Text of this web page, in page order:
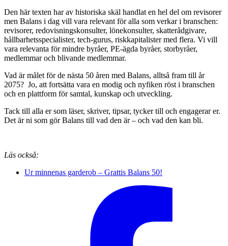
Den här texten har av historiska skäl handlat en hel del om revisorer
men Balans i dag vill vara relevant för alla som verkar i branschen:
revisorer, redovisningskonsulter, lönekonsulter, skatterådgivare,
hållbarhetsspecialister, tech-gurus, riskkapitalister med flera. Vi vill
vara relevanta för mindre byråer, PE-ägda byråer, storbyråer,
medlemmar och blivande medlemmar.
Vad är målet för de nästa 50 åren med Balans, alltså fram till år
2075? Jo, att fortsätta vara en modig och nyfiken röst i branschen
och en plattform för samtal, kunskap och utveckling.
Tack till alla er som läser, skriver, tipsar, tycker till och engagerar er.
Det är ni som gör Balans till vad den är – och vad den kan bli.
Läs också:
Ur minnenas garderob – Grattis Balans 50!